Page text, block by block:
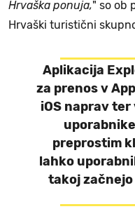
Hrvaška ponuja," so ob
Hrvaški turistični
Aplikacija
za prenos v
iOS naprav ter
preprostim
lahko
takoj